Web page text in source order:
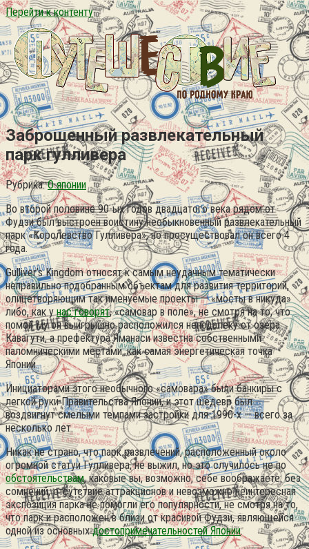
Перейти к контенту
Заброшенный развлекательный
парк гулливера
Рубрика: О японии
Во второй половине 90-ых годов двадцатого века рядом от
Фудзи был выстроен воистину необыкновенный развлекательный
парк «Королевство Гулливера», но просуществовал он всего 4
года.
Gulliver’s Kingdom относят к самым неудачным тематически
неправильно подобранным объектам для развития территорий,
олицетворяющим так именуемые проекты — «мосты в никуда»
либо, как унас говорят, «самовар в поле», не смотря на то, что
помой-му он выигрышно расположился неподалеку от озера
Кавагути, а префектура Яманаси известна собственными
паломническими местами, как самая энергетическая точка
Японии.
Инициаторами этого необычного «самовара» были банкиры с
легкой руки Правительства Японии, и этот шедевр был
воздвигнут смелыми темпами застройки для 1990-х — всего за
несколько лет.
Никак не страно, что парк развлечений, расположенный около
огромной статуи Гулливера, не выжил, но это случилось не по
обстоятельствам, каковые вы, возможно, себе воображаете. без
сомнений, отсутствие аттракционов и невозможно неинтересная
экспозиция парка не помогли его популярности, не смотря на то,
что парк и расположен в близи от красивой Фудзи, являющейся
одной из основныхдостопримечательностей Японии.